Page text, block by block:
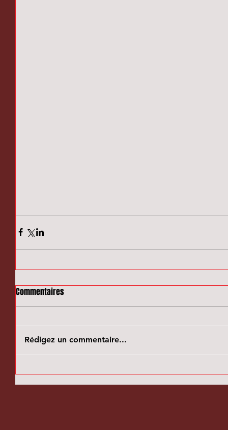
Commentaires
Rédigez un commentaire...